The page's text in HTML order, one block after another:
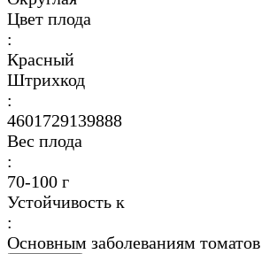
Цвет плода
:
Красный
Штрихкод
:
4601729139888
Вес плода
:
70-100 г
Устойчивость к
:
Основным заболеваниям томатов